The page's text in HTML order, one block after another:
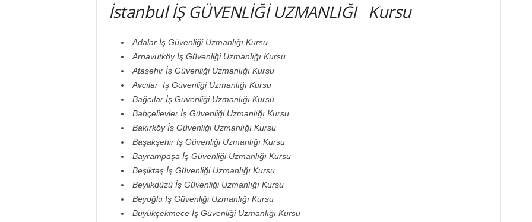
İstanbul İŞ GÜVENLİĞİ UZMANLIĞI Kursu
Adalar İş Güvenliği Uzmanlığı Kursu
Arnavutköy İş Güvenliği Uzmanlığı Kursu
Ataşehir İş Güvenliği Uzmanlığı Kursu
Avcılar İş Güvenliği Uzmanlığı Kursu
Bağcılar İş Güvenliği Uzmanlığı Kursu
Bahçelievler İş Güvenliği Uzmanlığı Kursu
Bakırköy İş Güvenliği Uzmanlığı Kursu
Başakşehir İş Güvenliği Uzmanlığı Kursu
Bayrampaşa İş Güvenliği Uzmanlığı Kursu
Beşiktaş İş Güvenliği Uzmanlığı Kursu
Beylikdüzü İş Güvenliği Uzmanlığı Kursu
Beyoğlu İş Güvenliği Uzmanlığı Kursu
Büyükçekmece İş Güvenliği Uzmanlığı Kursu